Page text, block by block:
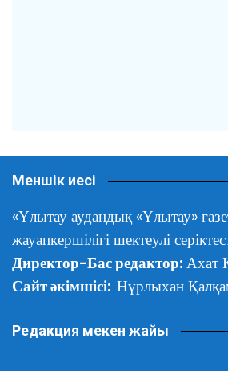
Меншік иесі
«Ұлытау аудандық «Ұлытау»
жауапкершілігі шектеулі
Директор-Бас редактор: Ахат
Сайт әкімшісі: Нұрлыхан
Редакция мекен жайы